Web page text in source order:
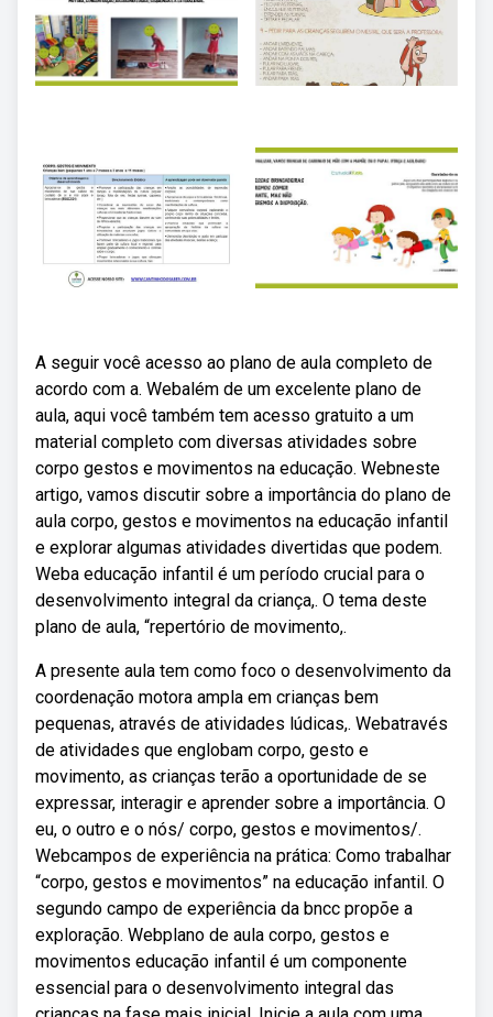
A seguir você acesso ao plano de aula completo de
acordo com a. Webalém de um excelente plano de
aula, aqui você também tem acesso gratuito a um
material completo com diversas atividades sobre
corpo gestos e movimentos na educação. Webneste
artigo, vamos discutir sobre a importância do plano de
aula corpo, gestos e movimentos na educação infantil
e explorar algumas atividades divertidas que podem.
Weba educação infantil é um período crucial para o
desenvolvimento integral da criança,. O tema deste
plano de aula, “repertório de movimento,.
A presente aula tem como foco o desenvolvimento da
coordenação motora ampla em crianças bem
pequenas, através de atividades lúdicas,. Webatravés
de atividades que englobam corpo, gesto e
movimento, as crianças terão a oportunidade de se
expressar, interagir e aprender sobre a importância. O
eu, o outro e o nós/ corpo, gestos e movimentos/.
Webcampos de experiência na prática: Como trabalhar
“corpo, gestos e movimentos” na educação infantil. O
segundo campo de experiência da bncc propõe a
exploração. Webplano de aula corpo, gestos e
movimentos educação infantil é um componente
essencial para o desenvolvimento integral das